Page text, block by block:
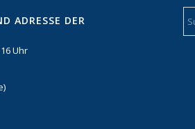
ADRESSE DER
Uhr